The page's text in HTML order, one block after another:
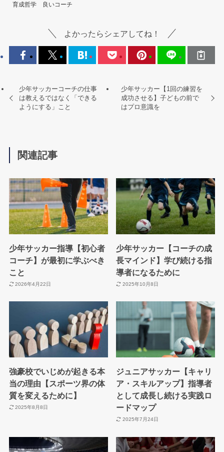
育成哲学
良いコーチ
よかったらシェアしてね！
少年サッカーコーチの仕事
は教えるではなく「できる
ようにする」こと
少年サッカー【1回の練習を
成功させる】子どもの前で
はプロ意識を
関連記事
少年サッカー指導【初心者
コーチ】が最初に学ぶべき
こと
2026年4月22日
少年サッカー【コーチの成
長マインド】学び続ける指
導者になるために
2025年10月8日
強豪校でいじめが起きる本
当の理由【スポーツ界の体
質を変えるために】
2025年8月8日
ジュニアサッカー【キャリ
ア・スキルアップ】指導者
として成長し続ける実践ロ
ードマップ
2025年7月24日